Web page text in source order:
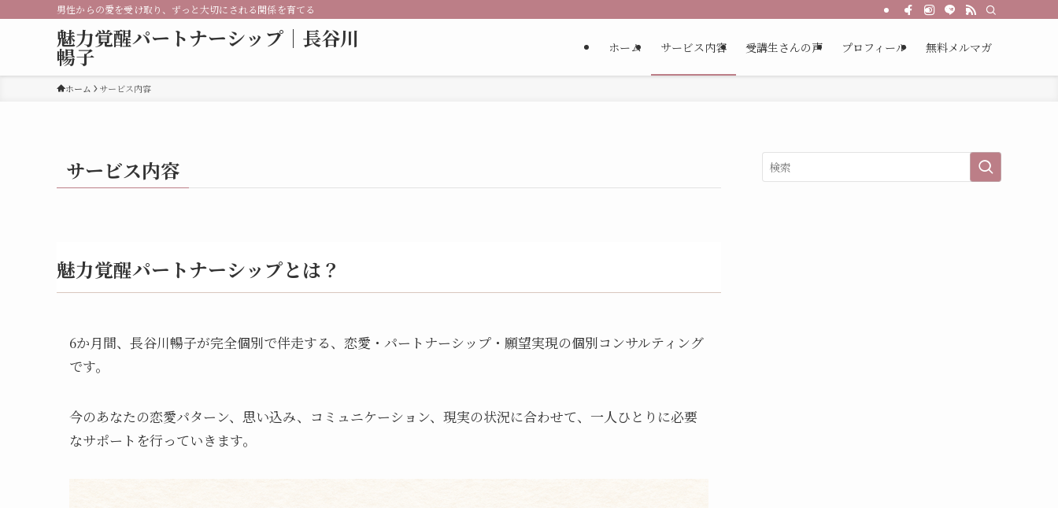
男性からの愛を受け取り、ずっと大切にされる関係を育てる
魅力覚醒パートナーシップ｜長谷川
暢子 ホーム サービス内容 受講生さんの声 プロフィール 無料メルマガ
ホーム サービス内容
サービス内容
魅力覚醒パートナーシップとは？
6か月間、長谷川暢子が完全個別で伴走する、恋愛・パートナーシップ・願望実現の個別コンサルティング
です。
今のあなたの恋愛パターン、思い込み、コミュニケーション、現実の状況に合わせて、一人ひとりに必要
なサポートを行っていきます。